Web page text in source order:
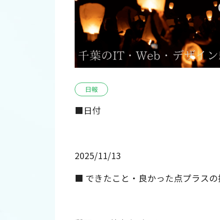
日報
■日付
2025/11/13
■ できたこと・良かった点プラス